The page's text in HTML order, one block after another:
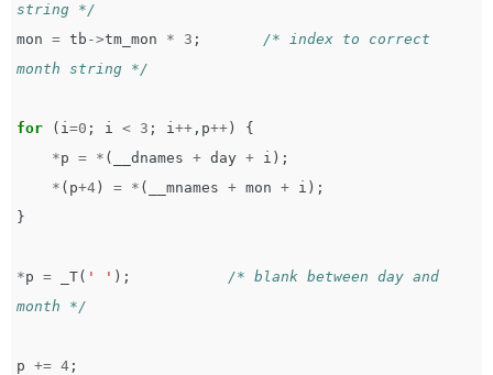
string */
mon = tb ->tm_mon * 3 ;
/* index to correct
month string */
for ( i=0 ; i < 3 ; i++ , p++ )
{
*p = * ( __dnames + day + i );
* ( p+4 ) = * ( __mnames + mon + i );
}
*p = _T( ' ' );
/* blank between day and
month */
p += 4 ;